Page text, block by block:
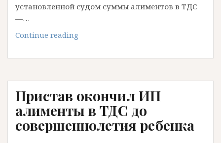
установленной судом суммы алиментов в ТДС
—…
Continue reading
установленных
суда
на
—
отец
Пристав окончил ИП
алименты в ТДС до
совершеннолетия ребенка